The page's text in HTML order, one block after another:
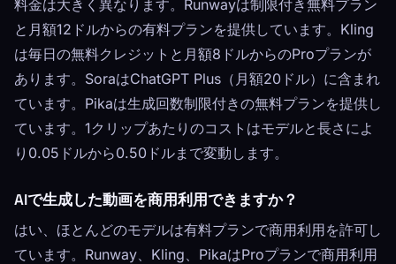
料金は大きく異なります。Runwayは制限付き無料プラン
と月額12ドルからの有料プランを提供しています。Kling
は毎日の無料クレジットと月額8ドルからのProプランが
あります。SoraはChatGPT Plus（月額20ドル）に含まれ
ています。Pikaは生成回数制限付きの無料プランを提供し
ています。1クリップあたりのコストはモデルと長さによ
り0.05ドルから0.50ドルまで変動します。
AIで生成した動画を商用利用できますか？
はい、ほとんどのモデルは有料プランで商用利用を許可し
ています。Runway、Kling、PikaはProプランで商用利用